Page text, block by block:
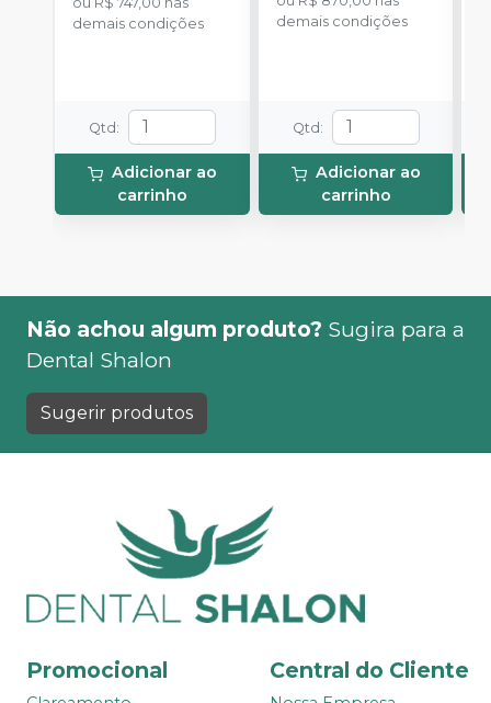
1 engate rápido e
manual de instruções.
demais condições
Qtd :
Adicionar ao
carrinho
demais condições
Qtd :
Adicionar ao
carrinho
Não achou algum produto? Sugira para a
Dental Shalon
Sugerir produtos
Promocional Central do Cliente